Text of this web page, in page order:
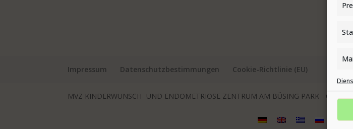
Impressum Datenschutzbestimmungen Cookie-Richtlinie (EU)
MVZ KINDERWUNSCH- UND ENDOMETRIOSE ZENTRUM AM BÜSING PARK -